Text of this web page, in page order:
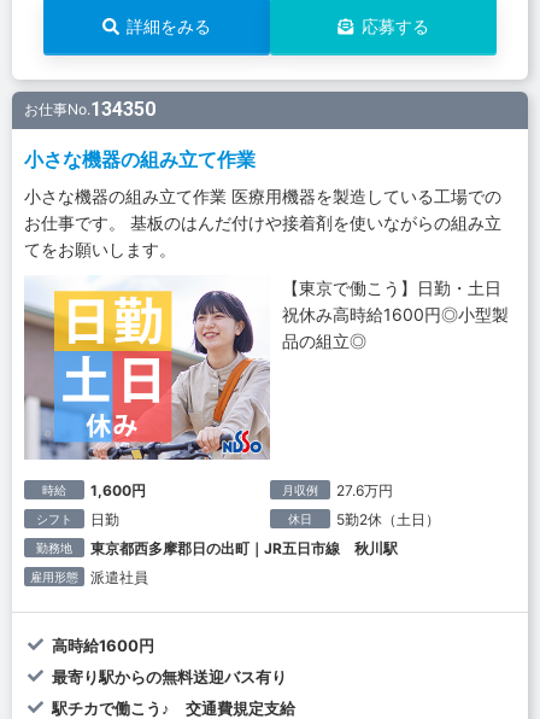
詳細をみる 応募する
お仕事No.134350
小さな機器の組み立て作業
小さな機器の組み立て作業 医療用機器を製造している工場での
お仕事です。 基板のはんだ付けや接着剤を使いながらの組み立
てをお願いします。
【東京で働こう】日勤・土日
祝休み高時給1600円◎小型製
品の組立◎
時給 1,600円 月収例 27.6万円
シフト 日勤 休日 5勤2休（土日）
勤務地 東京都西多摩郡日の出町｜JR五日市線 秋川駅
雇用形態 派遣社員
高時給1600円
最寄り駅からの無料送迎バス有り
駅チカで働こう♪ 交通費規定支給